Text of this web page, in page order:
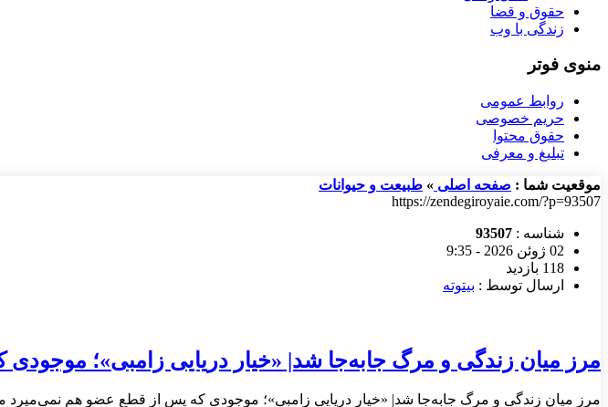
حقوق و قضا
زندگی با وب
منوی فوتر
روابط عمومی
حریم خصوصی
حقوق محتوا
تبلیغ و معرفی
موقعیت شما : صفحه اصلی » طبیعت و حیوانات
https://zendegiroyaie.com/?p=93507
شناسه : 93507
02 ژوئن 2026 - 9:35
118 بازدید
ارسال توسط : بیتوته
مرز میان زندگی و مرگ جابه‌جا شد| «خیار دریایی زامبی»؛
مرز میان زندگی و مرگ جابه‌جا شد| «خیار دریایی زامبی»؛ موجودی که پس از قطع عضو هم نمی‌میرد